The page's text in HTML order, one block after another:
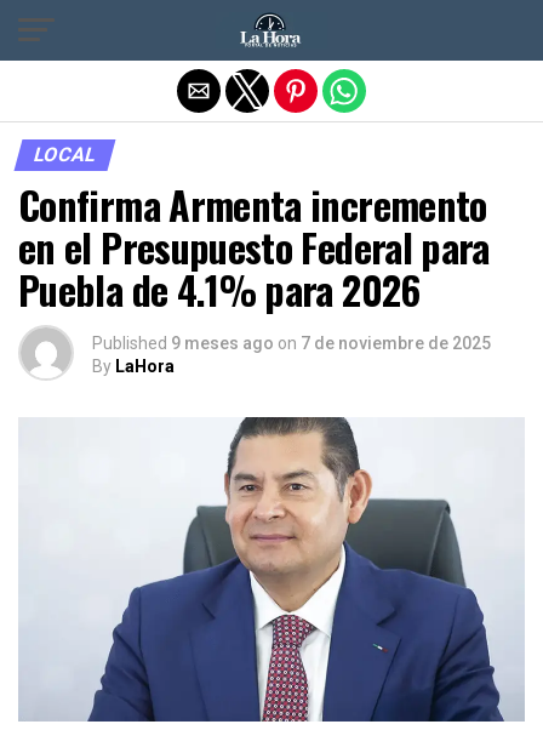
LOCAL
Confirma Armenta incremento
en el Presupuesto Federal para
Puebla de 4.1% para 2026
Published 9 meses ago on 7 de noviembre de 2025
By LaHora
Salir de la versión móvil